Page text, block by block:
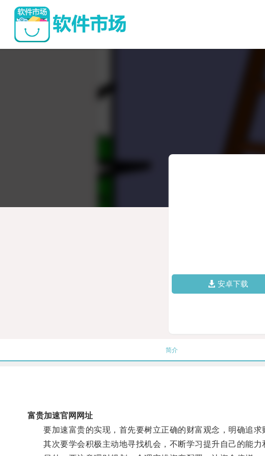
安卓下载
简介
富贵加速官网网址
要加速富贵的实现，首先要树立正确的财富观念，明确追求
其次要学会积极主动地寻找机会，不断学习提升自己的能力